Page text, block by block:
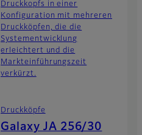
Druckkopfs in einer
Konfiguration mit mehreren
Druckköpfen, die die
Systementwicklung
erleichtert und die
Markteinführungszeit
verkürzt.
Druckköpfe
Galaxy JA 256/30